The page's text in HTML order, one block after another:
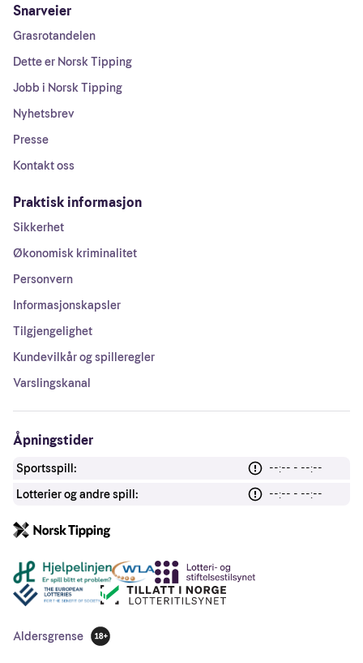
Snarveier
Grasrotandelen
Dette er Norsk Tipping
Jobb i Norsk Tipping
Nyhetsbrev
Presse
Kontakt oss
Praktisk informasjon
Sikkerhet
Økonomisk kriminalitet
Personvern
Informasjonskapsler
Tilgjengelighet
Kundevilkår og spilleregler
Varslingskanal
Åpningstider
Sportsspill:
--:-- - --:--
Lotterier og andre spill:
--:-- - --:--
Andre lenker
Aldersgrense
18 år